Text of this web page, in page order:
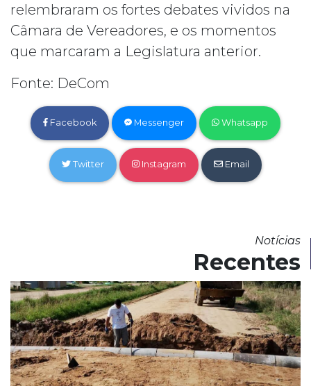
relembraram os fortes debates vividos na
Câmara de Vereadores, e os momentos
que marcaram a Legislatura anterior.
Fonte: DeCom
Facebook Messenger Whatsapp
Twitter Instagram Email
Notícias
Recentes